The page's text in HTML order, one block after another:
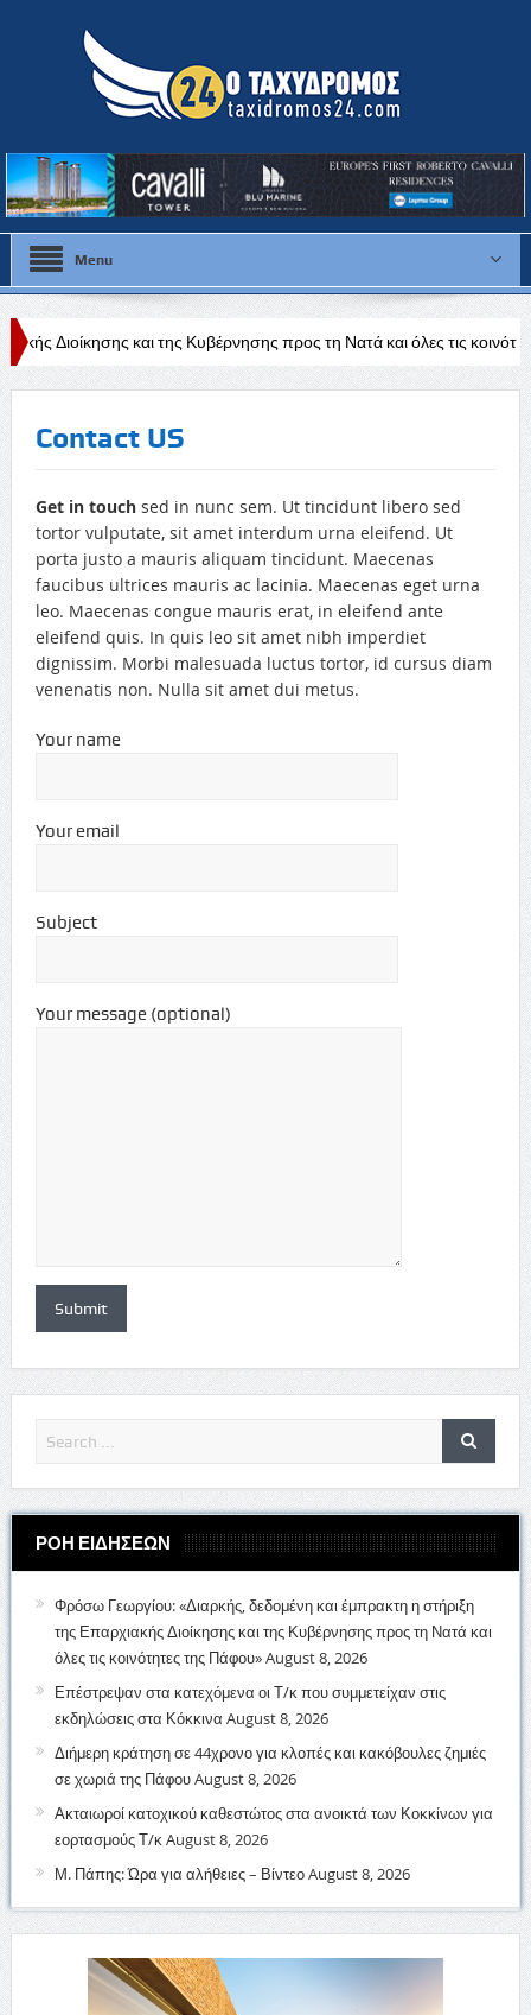
Menu
της Κυβέρνησης προς τη Νατά και όλες τις κοινότητες της Πάφου»
Contact US
Get in touchsed in nunc sem. Ut tincidunt libero sed
tortor vulputate, sit amet interdum urna eleifend. Ut
porta justo a mauris aliquam tincidunt. Maecenas
faucibus ultrices mauris ac lacinia. Maecenas eget urna
leo. Maecenas congue mauris erat, in eleifend ante
eleifend quis. In quis leo sit amet nibh imperdiet
dignissim. Morbi malesuada luctus tortor, id cursus diam
venenatis non. Nulla sit amet dui metus.
Your name
Your email
Subject
Your message (optional)
ΡΟΗ ΕΙΔΗΣΕΩΝ
Φρόσω Γεωργίου: «Διαρκής, δεδομένη και έμπρακτη η στήριξη
της Επαρχιακής Διοίκησης και της Κυβέρνησης προς τη Νατά και
όλες τις κοινότητες της Πάφου»August 8, 2026
Επέστρεψαν στα κατεχόμενα οι Τ/κ που συμμετείχαν στις
εκδηλώσεις στα Κόκκινα August 8, 2026
Διήμερη κράτηση σε 44χρονο για κλοπές και κακόβουλες ζημιές
σε χωριά της ΠάφουAugust 8, 2026
Ακταιωροί κατοχικού καθεστώτος στα ανοικτά των Κοκκίνων για
εορτασμούς Τ/κAugust 8, 2026
Μ. Πάπης: Ώρα για αλήθειες – ΒίντεοAugust 8, 2026